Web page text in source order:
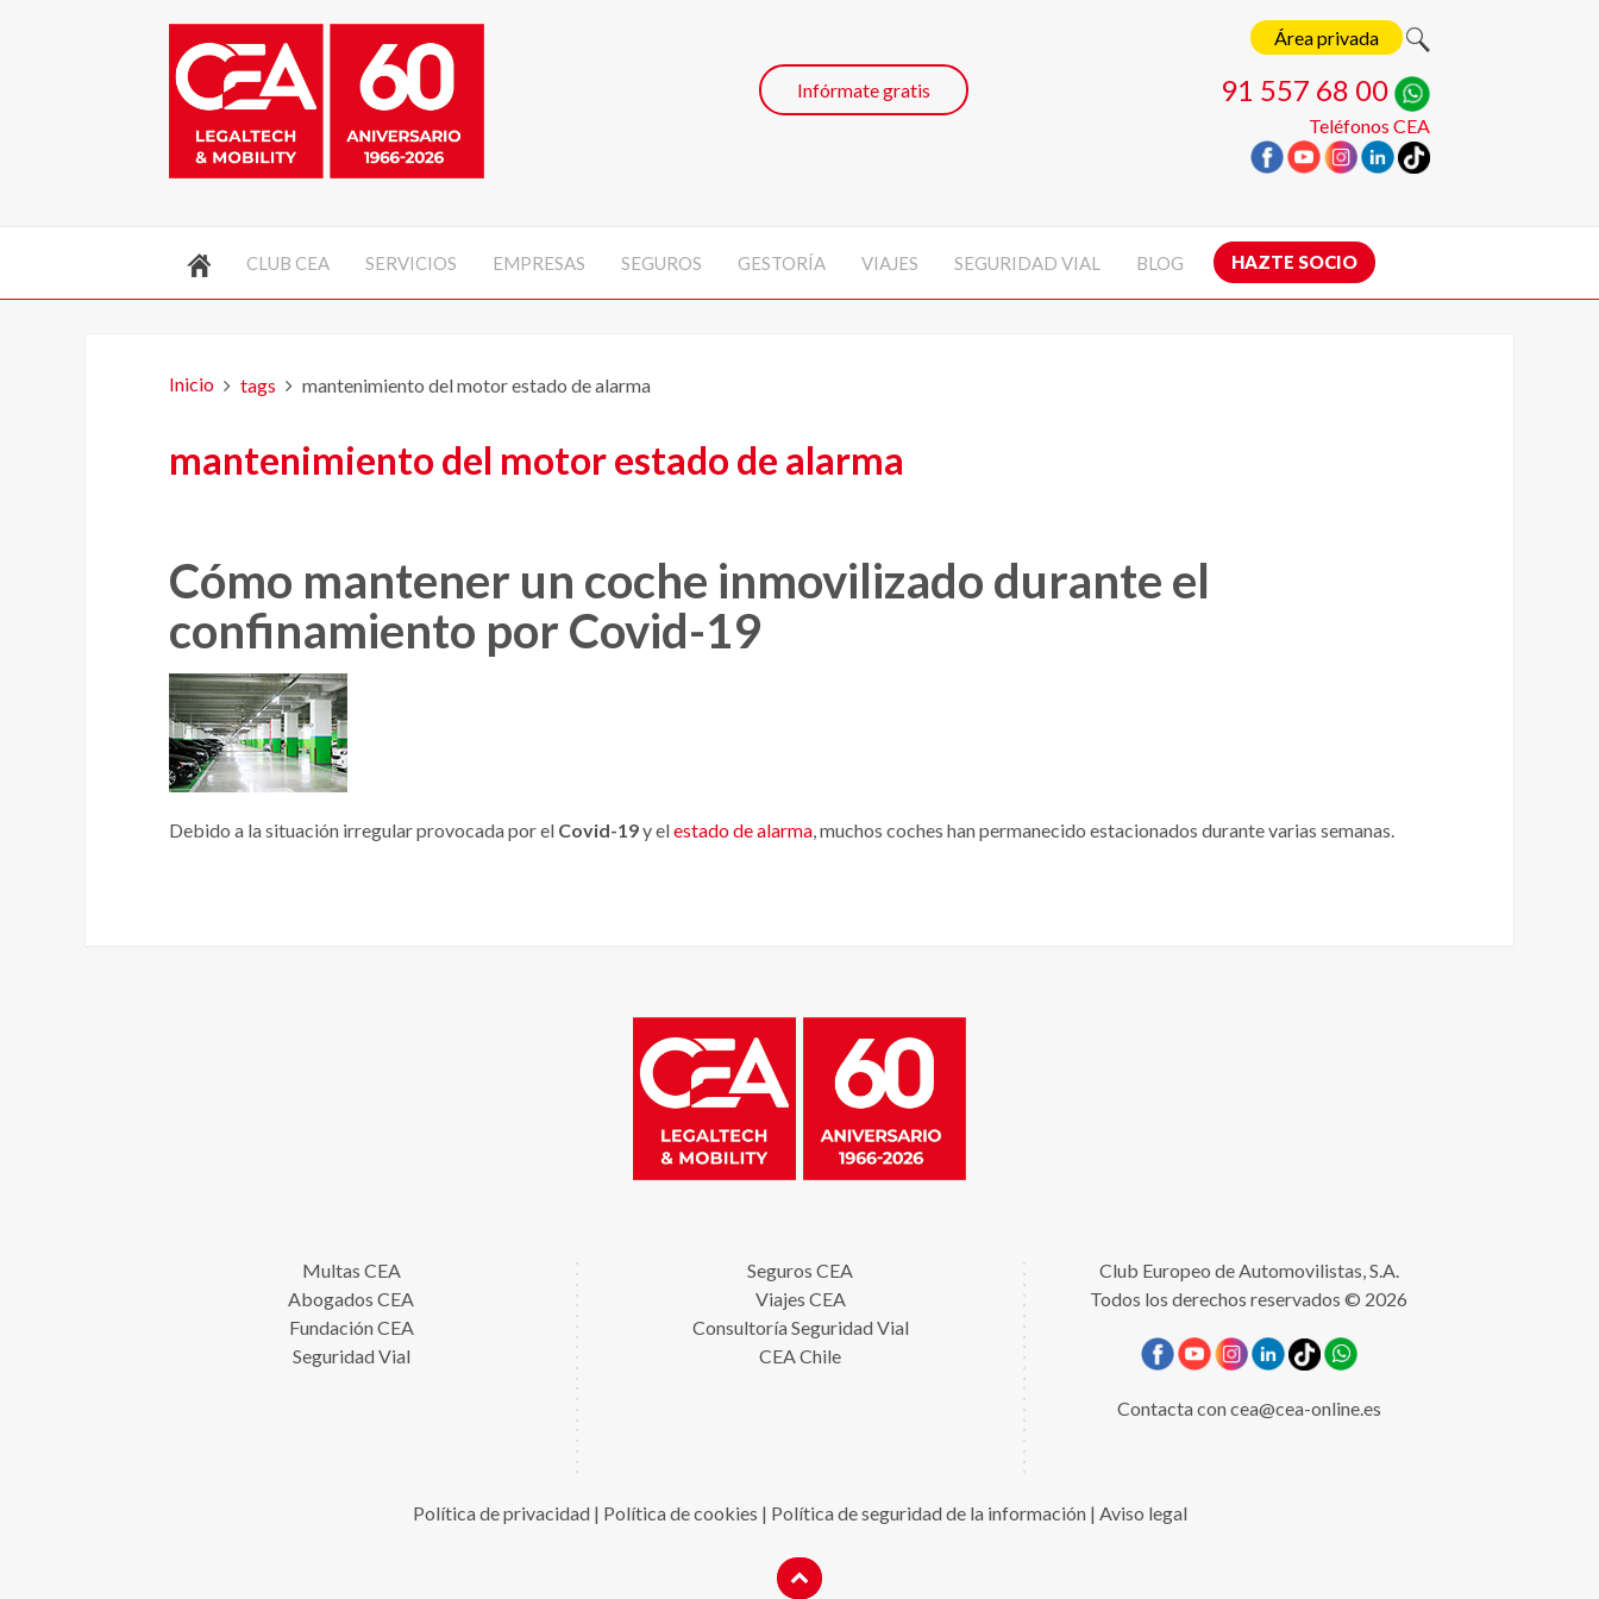
Área privada
91 557 68 00
Teléfonos CEA
Infórmate gratis
CLUB CEA SERVICIOS EMPRESAS SEGUROS GESTORÍA VIAJES SEGURIDAD VIAL BLOG HAZTE SOCIO
Inicio tags mantenimiento del motor estado de alarma
mantenimiento del motor estado de alarma
Cómo mantener un coche inmovilizado durante el
confinamiento por Covid-19
Debido a la situación irregular provocada por el Covid-19y elestado de alarma, muchos coches han permanecido estacionados durante varias semanas.
Multas CEA
Abogados CEA
Fundación CEA
Seguridad Vial
Seguros CEA
Viajes CEA
Consultoría Seguridad Vial
CEA Chile
Club Europeo de Automovilistas, S.A.
Todos los derechos reservados © 2026
Contacta concea@cea-online.es
Política de privacidad| Política de cookies | Política de seguridad de la información| Aviso legal